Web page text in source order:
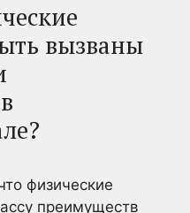
вызваны
физические
преимуществ